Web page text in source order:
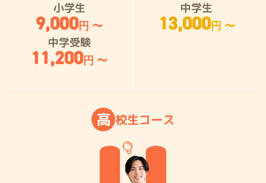
小学生
9,000円 〜
中学受験
11,200円 〜
中学生
13,000円 〜
高 校生コース